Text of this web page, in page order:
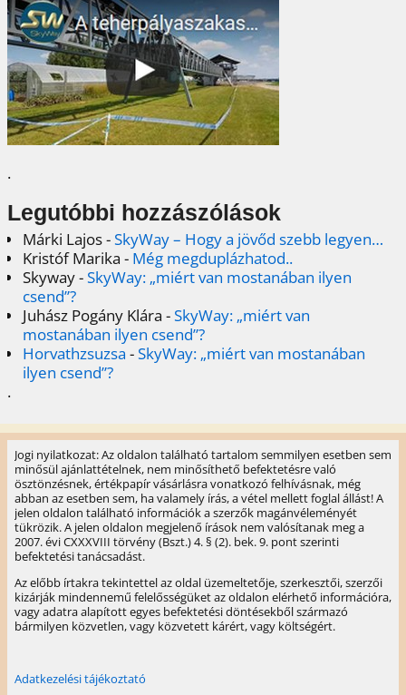
.
Legutóbbi hozzászólások
Márki Lajos-SkyWay – Hogy a jövőd szebb legyen…
Kristóf Marika - Még megduplázhatod..
Skyway-SkyWay: „miért van mostanában ilyen
csend”?
Juhász Pogány Klára -SkyWay: „miért van
mostanában ilyen csend”?
Horvathzsuzsa -SkyWay: „miért van mostanában
ilyen csend”?
.
Jogi nyilatkozat: Az oldalon található tartalom semmilyen esetben sem
minősül ajánlattételnek, nem minősíthető befektetésre való
ösztönzésnek, értékpapír vásárlásra vonatkozó felhívásnak, még
abban az esetben sem, ha valamely írás, a vétel mellett foglal állást! A
jelen oldalon található információk a szerzők magánvéleményét
tükrözik. A jelen oldalon megjelenő írások nem valósítanak meg a
2007. évi CXXXVIII törvény (Bszt.) 4. § (2). bek. 9. pont szerinti
befektetési tanácsadást.
Az előbb írtakra tekintettel az oldal üzemeltetője, szerkesztői, szerzői
kizárják mindennemű felelősségüket az oldalon elérhető információra,
vagy adatra alapított egyes befektetési döntésekből származó
bármilyen közvetlen, vagy közvetett kárért, vagy költségért.
Adatkezelési tájékoztató